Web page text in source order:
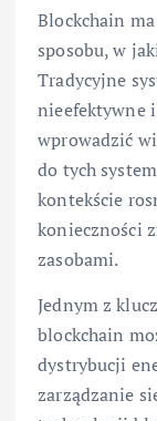
Blockchain
sposobu, w
Tradycyjne
nieefektywne
wprowadzić
do tych
kontekście
konieczności
zasobami.
Jednym z
blockchain
dystrybucji
zarządzanie